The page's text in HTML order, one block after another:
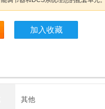
加入收藏
其他